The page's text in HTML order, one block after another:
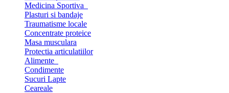
Medicina Sportiva
Plasturi si bandaje
Traumatisme locale
Concentrate proteice
Masa musculara
Protectia articulatiilor
Alimente
Condimente
Sucuri Lapte
Ceareale